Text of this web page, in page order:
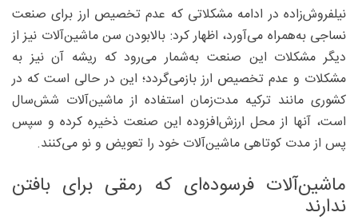
نیلفروش‌زاده در ادامه مشکلاتی که عدم تخصیص ارز برای صنعت
نساجی به‌همراه می‌آورد، اظهار کرد: بالابودن سن ماشین‌آلات نیز از
دیگر مشکلات این صنعت به‌شمار می‌رود که ریشه آن نیز به
مشکلات و عدم تخصیص ارز بازمی‌گردد؛ این در حالی است که در
کشوری مانند ترکیه مدت‌زمان استفاده از ماشین‌آلات شش‌سال
است، آنها از محل ارزش‌افزوده این صنعت ذخیره کرده و سپس
پس از مدت کوتاهی ماشین‌آلات خود را تعویض و نو می‌کنند.
ماشین‌آلات فرسوده‌ای که رمقی برای بافتن
ندارند